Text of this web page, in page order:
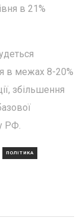
в 21%
в межах 8-20%
збільшення
РФ.
ПОЛІТИКА